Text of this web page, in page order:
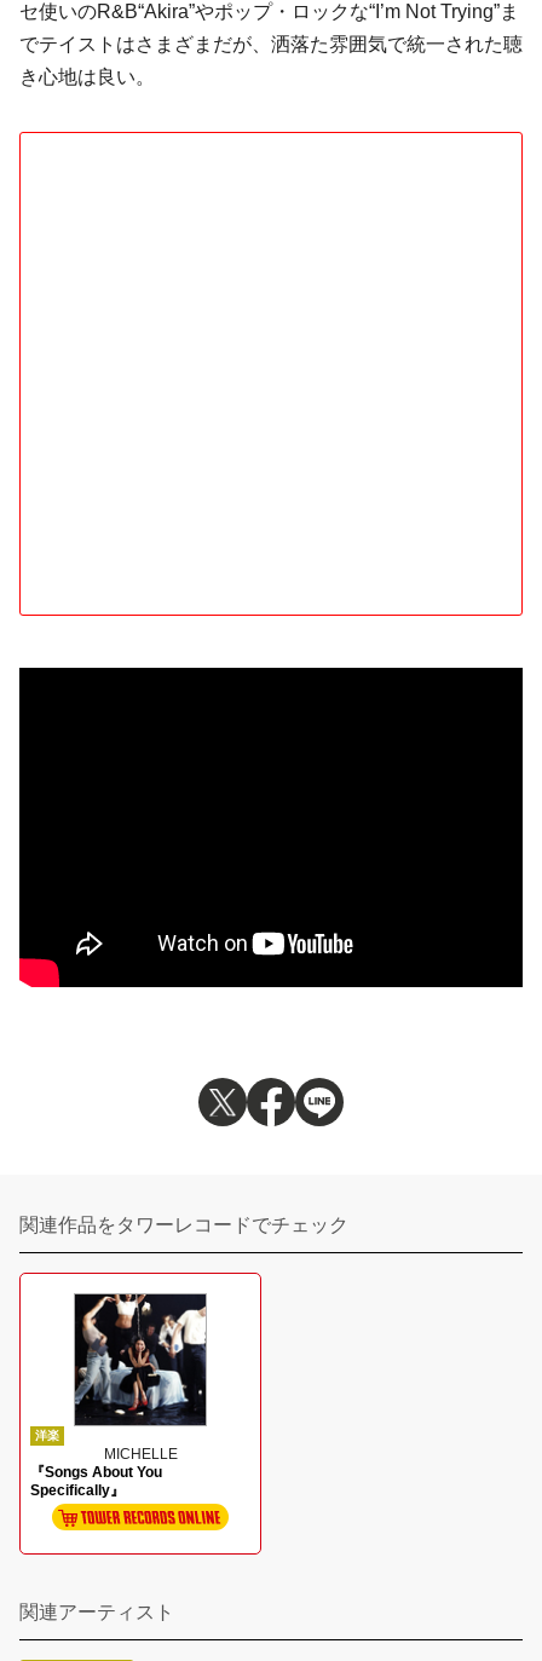
セ使いのR&B“Akira”やポップ・ロックな“I’m Not Trying”ま
でテイストはさまざまだが、洒落た雰囲気で統一された聴
き心地は良い。
関連作品をタワーレコードでチェック
洋楽
MICHELLE
『Songs About You
Specifically』
関連アーティスト